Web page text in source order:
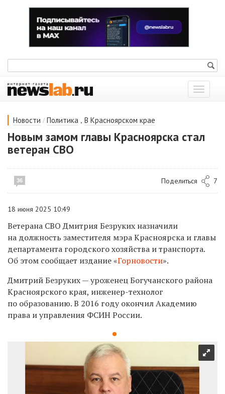
Показать
меню
Новости / Политика , В Красноярском крае
Новым замом главы Красноярска стал
ветеран СВО
36 Поделиться 7
18 июня 2025 10:49
Ветерана СВО Дмитрия Безруких назначили
на должность заместителя мэра Красноярска и главы
департамента городского хозяйства и транспорта.
Об этом сообщает издание «Горновости».
ДмитрийБезруких —уроженец Богучанского района
Красноярского края, инженер-технолог
по образованию. В 2016 году окончил Академию
права и управления ФСИН России.